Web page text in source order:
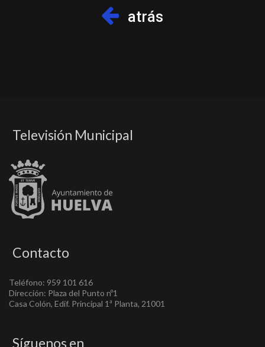
atrás
Televisión Municipal
Contacto
Teléfono: 959 101 616
Dirección: Plaza del Punto nº1
Casa Colón, Edif. Principal 1ª Planta, 21001
Síguenos en